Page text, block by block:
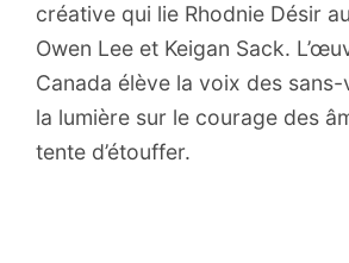
créative qui lie Rhodnie Désir
Owen Lee et Keigan Sack.
Canada élève la voix des
la lumière sur le courage des
tente d’étouffer.